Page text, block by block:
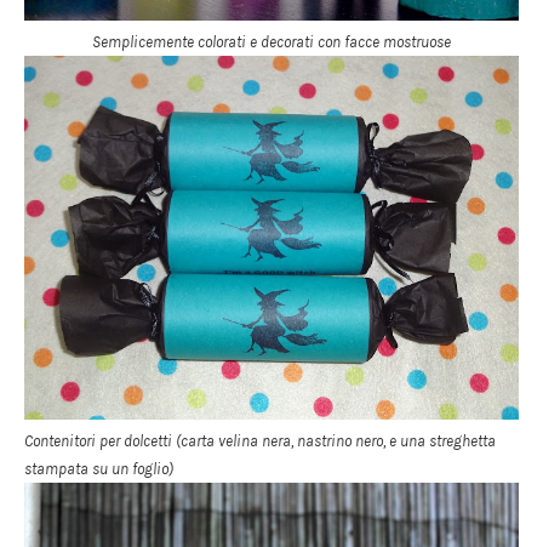
Semplicemente colorati e decorati con facce mostruose
Contenitori per dolcetti (carta velina nera, nastrino nero, e una streghetta
stampata su un foglio)